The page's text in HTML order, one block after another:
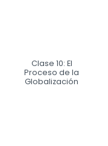
Clase 10: El
Proceso de la
Globalización